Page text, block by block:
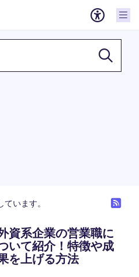
います。
資系企業の営業職に
いて紹介！特徴や成
を上げる方法